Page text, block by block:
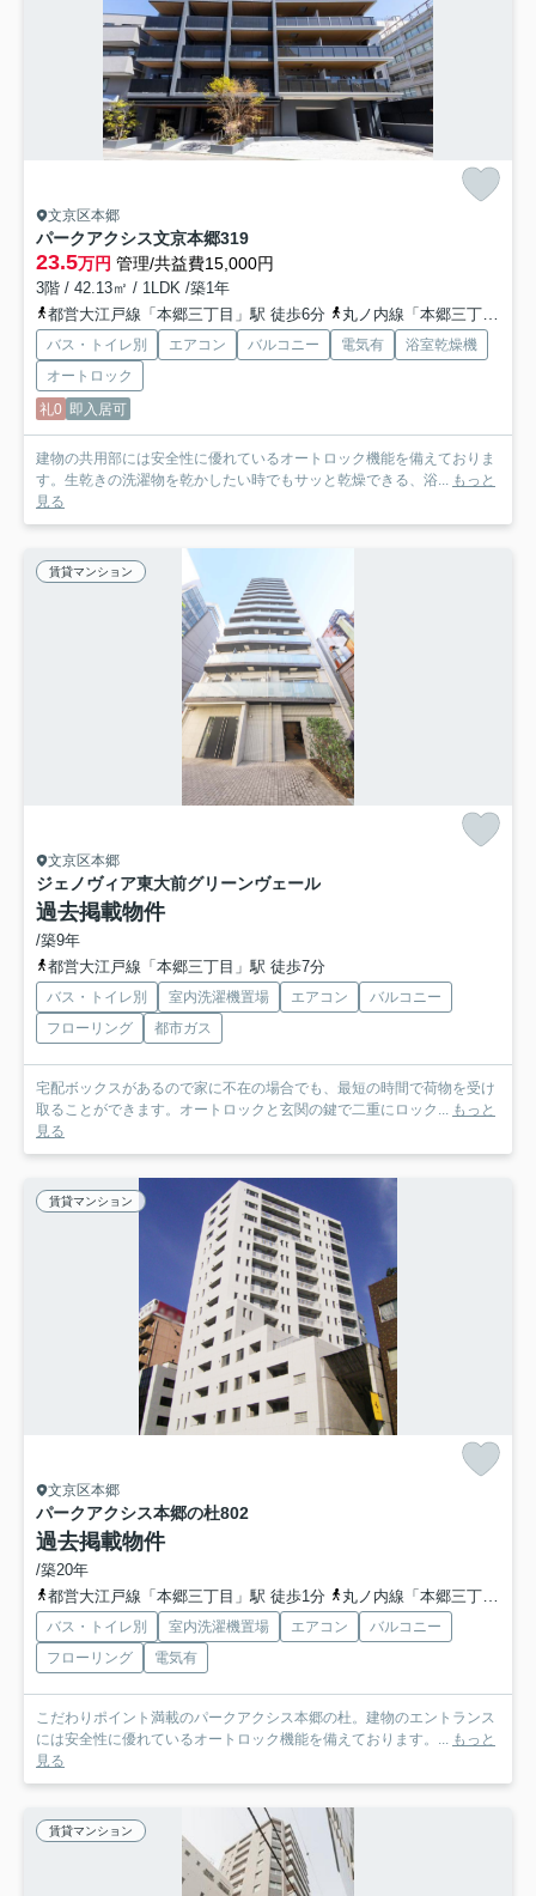
文京区本郷
パークアクシス文京本郷319
23.5万円 管理/共益費15,000円
3階 / 42.13㎡ / 1LDK /築1年
都営大江戸線「本郷三丁目」駅 徒歩6分
丸ノ内線「本郷三丁目」駅 徒歩6分
バス・トイレ別 エアコン バルコニー 電気有
浴室乾燥機
オートロック
礼0 即入居可
建物の共用部には安全性に優れているオートロック機能を備えておりま
す。生乾きの洗濯物を乾かしたい時でもサッと乾燥できる、浴... もっと
見る
賃貸マンション
文京区本郷
ジェノヴィア東大前グリーンヴェール
過去掲載物件
/築9年
都営大江戸線「本郷三丁目」駅 徒歩7分
バス・トイレ別 室内洗濯機置場 エアコン
バルコニー
フローリング
都市ガス
宅配ボックスがあるので家に不在の場合でも、最短の時間で荷物を受け
取ることができます。オートロックと玄関の鍵で二重にロック... もっと
見る
賃貸マンション
文京区本郷
パークアクシス本郷の杜802
過去掲載物件
/築20年
都営大江戸線「本郷三丁目」駅 徒歩1分
丸ノ内線「本郷三丁目」駅 徒歩3分
バス・トイレ別 室内洗濯機置場 エアコン
バルコニー
フローリング
電気有
こだわりポイント満載のパークアクシス本郷の杜。建物のエントランス
には安全性に優れているオートロック機能を備えております。... もっと
見る
賃貸マンション